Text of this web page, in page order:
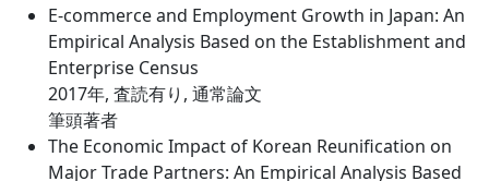
E-commerce and Employment Growth in Japan: An
Empirical Analysis Based on the Establishment and
Enterprise Census
2017年, 査読有り, 通常論文
筆頭著者
The Economic Impact of Korean Reunification on
Major Trade Partners: An Empirical Analysis Based